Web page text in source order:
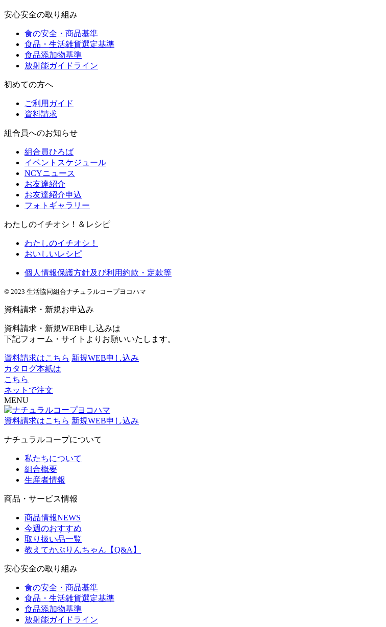
安心安全の取り組み
食の安全・商品基準
食品・生活雑貨選定基準
食品添加物基準
放射能ガイドライン
初めての方へ
ご利用ガイド
資料請求
組合員へのお知らせ
組合員ひろば
イベントスケジュール
NCYニュース
お友達紹介
お友達紹介申込
フォトギャラリー
わたしのイチオシ！＆レシピ
わたしのイチオシ！
おいしいレシピ
個人情報保護方針及び利用約款・定款等
© 2023 生活協同組合ナチュラルコープヨコハマ
資料請求・新規お申込み
資料請求・新規WEB申し込みは
下記フォーム・サイトよりお願いいたします。
資料請求はこちら 新規WEB申し込み
カタログ本紙は
こちら
ネットで注文
MENU
資料請求はこちら 新規WEB申し込み
ナチュラルコープについて
私たちについて
組合概要
生産者情報
商品・サービス情報
商品情報NEWS
今週のおすすめ
取り扱い品一覧
教えてかぶりんちゃん【Q&A】
安心安全の取り組み
食の安全・商品基準
食品・生活雑貨選定基準
食品添加物基準
放射能ガイドライン